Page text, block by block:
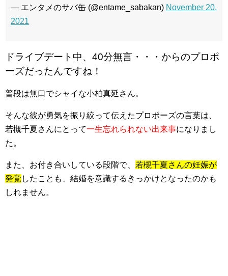
— エンタメのサバ缶 (@entame_sabakan) November 20,
2021
ドライブデート中、40分無言・・・からのプロポ
ーズだったんですね！
普段は無口でシャイな小柏真延さん。
そんな彼が勇気を振り絞って伝えたプロポーズの言葉は、
若槻千夏さんにとって一生忘れられない出来事になりまし
た。
また、お付き合いしている段階で、 若槻千夏さんの妊娠が
発覚 したことも、結婚を意識するきっかけとなったのかも
しれません。